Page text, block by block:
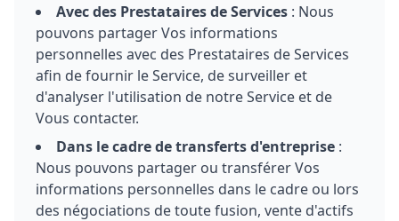
Avec des Prestataires de Services : Nous
pouvons partager Vos informations
personnelles avec des Prestataires de Services
afin de fournir le Service, de surveiller et
d'analyser l'utilisation de notre Service et de
Vous contacter.
Dans le cadre de transferts d'entreprise :
Nous pouvons partager ou transférer Vos
informations personnelles dans le cadre ou lors
des négociations de toute fusion, vente d'actifs